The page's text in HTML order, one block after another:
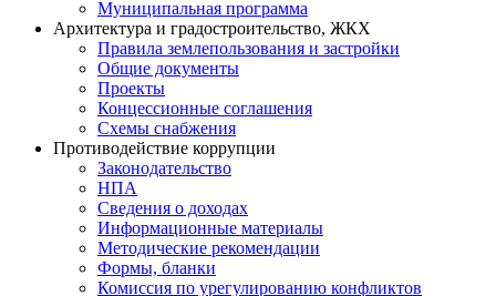
Муниципальная программа
Архитектура и градостроительство, ЖКХ
Правила землепользования и застройки
Общие документы
Проекты
Концессионные соглашения
Схемы снабжения
Противодействие коррупции
Законодательство
НПА
Сведения о доходах
Информационные материалы
Методические рекомендации
Формы, бланки
Комиссия по урегулированию конфликтов